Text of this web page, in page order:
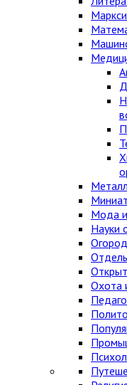
Мода
Науки
Охота